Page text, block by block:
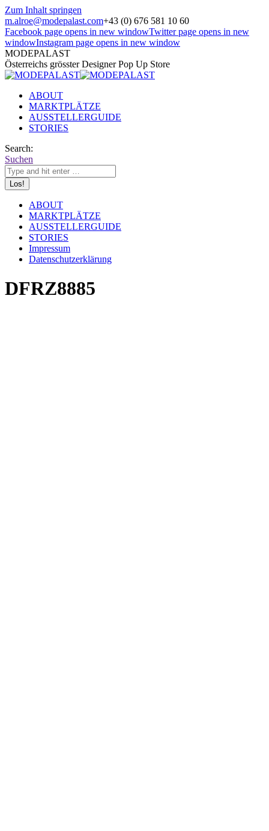
Zum Inhalt springen
m.alroe@modepalast.com+43 (0) 676 581 10 60
Facebook page opens in new windowTwitter page opens in new
windowInstagram page opens in new window
MODEPALAST
Österreichs grösster Designer Pop Up Store
ABOUT
MARKTPLÄTZE
AUSSTELLERGUIDE
STORIES
Search:
Suchen
ABOUT
MARKTPLÄTZE
AUSSTELLERGUIDE
STORIES
Impressum
Datenschutzerklärung
DFRZ8885